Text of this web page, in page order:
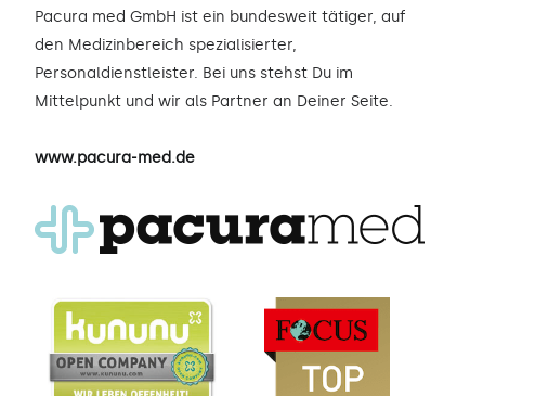
Pacura med GmbH ist ein bundesweit tätiger, auf
den Medizinbereich spezialisierter,
Personaldienstleister. Bei uns stehst Du im
Mittelpunkt und wir als Partner an Deiner Seite.
www.pacura-med.de